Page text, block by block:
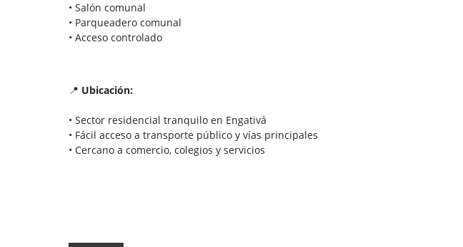
• Salón comunal
• Parqueadero comunal
• Acceso controlado
📍 Ubicación:
• Sector residencial tranquilo en Engativá
• Fácil acceso a transporte público y vías principales
• Cercano a comercio, colegios y servicios